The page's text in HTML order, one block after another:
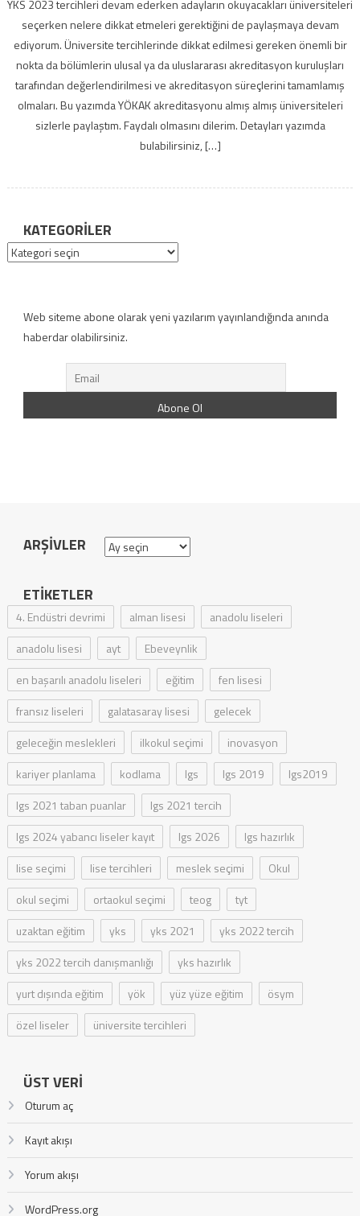
YKS 2023 tercihleri devam ederken adayların okuyacakları üniversiteleri
seçerken nelere dikkat etmeleri gerektiğini de paylaşmaya devam
ediyorum. Üniversite tercihlerinde dikkat edilmesi gereken önemli bir
nokta da bölümlerin ulusal ya da uluslararası akreditasyon kuruluşları
tarafından değerlendirilmesi ve akreditasyon süreçlerini tamamlamış
olmaları. Bu yazımda YÖKAK akreditasyonu almış almış üniversiteleri
sizlerle paylaştım. Faydalı olmasını dilerim. Detayları yazımda
bulabilirsiniz, […]
KATEGORILER
Kategoriler
Web siteme abone olarak yeni yazılarım yayınlandığında anında
haberdar olabilirsiniz.
ARŞIVLER Arşivler
ETIKETLER
4. Endüstri devrimi alman lisesi
anadolu liseleri
anadolu lisesi
ayt
Ebeveynlik
en başarılı anadolu liseleri
eğitim
fen lisesi
fransız liseleri
galatasaray lisesi
gelecek
geleceğin meslekleri
ilkokul seçimi
inovasyon
kariyer planlama
kodlama lgs lgs 2019
lgs2019
lgs 2021 taban puanlar
lgs 2021 tercih
lgs 2024 yabancı liseler kayıt
lgs 2026
lgs hazırlık
lise seçimi
lise tercihleri meslek seçimi
Okul
okul seçimi
ortaokul seçimi teog
tyt
uzaktan eğitim
yks yks 2021
yks 2022 tercih
yks 2022 tercih danışmanlığı
yks hazırlık
yurt dışında eğitim
yök yüz yüze eğitim
ösym
özel liseler
üniversite tercihleri
ÜST VERI
Oturum aç
Kayıt akışı
Yorum akışı
WordPress.org